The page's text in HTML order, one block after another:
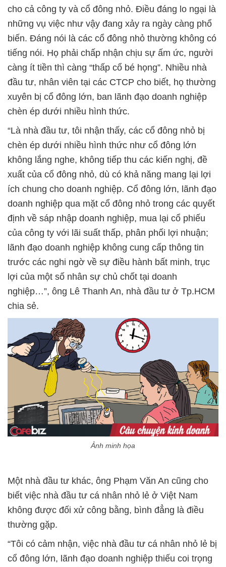
cho cả công ty và cổ đông nhỏ. Điều đáng lo ngại là
những vụ việc như vậy đang xảy ra ngày càng phổ
biến. Đáng nói là các cổ đông nhỏ thường không có
tiếng nói. Họ phải chấp nhận chịu sự ấm ức, người
càng ít tiền thì càng “thấp cổ bé họng”. Nhiều nhà
đầu tư, nhân viên tại các CTCP cho biết, họ thường
xuyên bị cổ đông lớn, ban lãnh đạo doanh nghiệp
chèn ép dưới nhiều hình thức.
“Là nhà đầu tư, tôi nhận thấy, các cổ đông nhỏ bị
chèn ép dưới nhiều hình thức như cổ đông lớn
không lắng nghe, không tiếp thu các kiến nghị, đề
xuất của cổ đông nhỏ, dù có khả năng mang lại lợi
ích chung cho doanh nghiệp. Cổ đông lớn, lãnh đạo
doanh nghiệp qua mặt cổ đông nhỏ trong các quyết
định về sáp nhập doanh nghiệp, mua lại cổ phiếu
của công ty với lãi suất thấp, phân phối lợi nhuận;
lãnh đạo doanh nghiệp không cung cấp thông tin
trước các nghi ngờ về sự điều hành bất minh, trục
lợi của một số nhân sự chủ chốt tại doanh
nghiệp…”, ông Lê Thanh An, nhà đầu tư ở Tp.HCM
chia sẻ.
Ảnh minh họa
Một nhà đầu tư khác, ông Phạm Văn An cũng cho
biết việc nhà đầu tư cá nhân nhỏ lẻ ở Việt Nam
không được đối xử công bằng, bình đẳng là điều
thường gặp.
“Tôi có cảm nhận, việc nhà đầu tư cá nhân nhỏ lẻ bị
cổ đông lớn, lãnh đạo doanh nghiệp thiếu coi trọng